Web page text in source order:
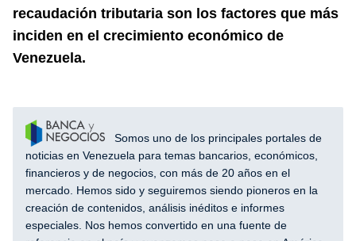
recaudación tributaria son los factores que más
inciden en el crecimiento económico de
Venezuela.
Somos uno de los principales portales de
noticias en Venezuela para temas bancarios, económicos,
financieros y de negocios, con más de 20 años en el
mercado. Hemos sido y seguiremos siendo pioneros en la
creación de contenidos, análisis inéditos e informes
especiales. Nos hemos convertido en una fuente de